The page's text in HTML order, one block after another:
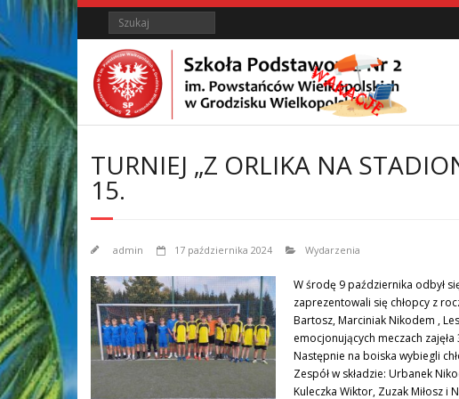
Skip
to
Content
Skip
to
content
Search
TURNIEJ „Z ORLIKA NA
15.
admin 17 października 2024 Wydarzenia
W środę 9 października odbył
zaprezentowali się chłopcy z
Bartosz, Marciniak Nikodem ,
emocjonujących meczach zajęła
Następnie na boiska wybiegli
Zespół w składzie: Urbanek
Kuleczka Wiktor, Zuzak Miłosz i